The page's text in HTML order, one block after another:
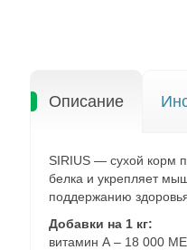
Описание
SIRIUS — сухой корм
белка и укрепляет
поддержанию
Добавки на 1 кг:
витамин А – 18 000 МЕ,